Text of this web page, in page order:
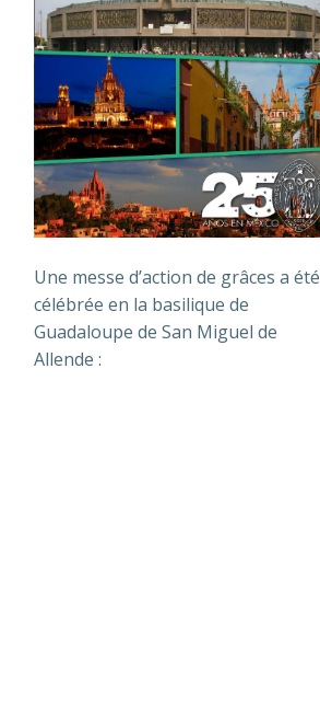
Une messe d’action de grâces a été
célébrée en la basilique de
Guadaloupe de San Miguel de
Allende :